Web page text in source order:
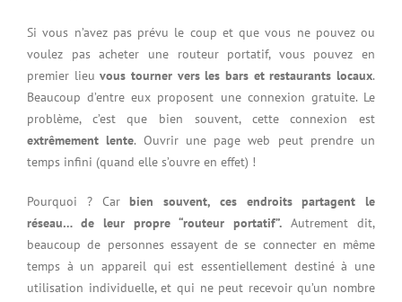
Si vous n’avez pas prévu le coup et que vous ne pouvez ou
voulez pas acheter une routeur portatif, vous pouvez en
premier lieuvous tourner vers les bars et restaurants locaux.
Beaucoup d’entre eux proposent une connexion gratuite. Le
problème, c’est que bien souvent, cette connexion est
extrêmement lente. Ouvrir une page web peut prendre un
temps infini (quand elle s’ouvre en effet) !
Pourquoi ? Carbien souvent, ces endroits partagent le
réseau… de leur propre “routeur portatif”. Autrement dit,
beaucoup de personnes essayent de se connecter en même
temps à un appareil qui est essentiellement destiné à une
utilisation individuelle, et qui ne peut recevoir qu’un nombre